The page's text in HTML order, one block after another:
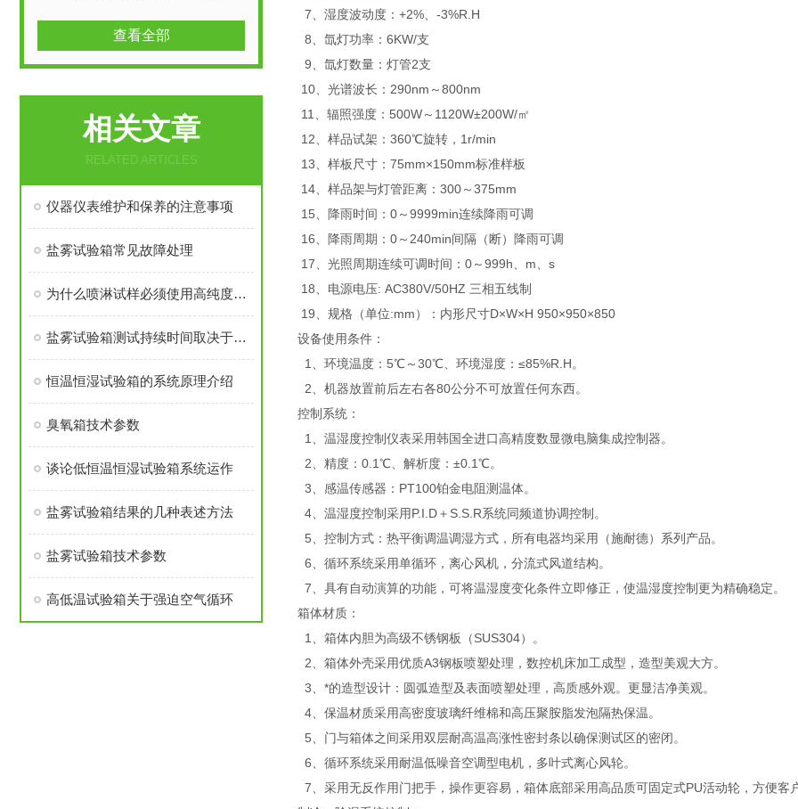
查看全部
相关文章
RELATED ARTICLES
仪器仪表维护和保养的注意事项
盐雾试验箱常见故障处理
为什么喷淋试样必须使用高纯度的水？
盐雾试验箱测试持续时间取决于涂层的耐腐蚀性
恒温恒湿试验箱的系统原理介绍
臭氧箱技术参数
谈论低恒温恒湿试验箱系统运作
盐雾试验箱结果的几种表述方法
盐雾试验箱技术参数
高低温试验箱关于强迫空气循环
7、湿度波动度：+2%、-3%R.H
8、氙灯功率：6KW/支
9、氙灯数量：灯管2支
10、光谱波长：290nm～800nm
11、辐照强度：500W～1120W±200W/㎡
12、样品试架：360℃旋转，1r/min
13、样板尺寸：75mm×150mm标准样板
14、样品架与灯管距离：300～375mm
15、降雨时间：0～9999min连续降雨可调
16、降雨周期：0～240min间隔（断）降雨可调
17、光照周期连续可调时间：0～999h、m、s
18、电源电压: AC380V/50HZ 三相五线制
19、规格（单位:mm）：内形尺寸D×W×H 950×950×850
设备使用条件：
1、环境温度：5℃～30℃、环境湿度：≤85%R.H。
2、机器放置前后左右各80公分不可放置任何东西。
控制系统：
1、温湿度控制仪表采用韩国全进口高精度数显微电脑集成控制器。
2、精度：0.1℃、解析度：±0.1℃。
3、感温传感器：PT100铂金电阻测温体。
4、温湿度控制采用P.I.D＋S.S.R系统同频道协调控制。
5、控制方式：热平衡调温调湿方式，所有电器均采用（施耐德）系列产品。
6、循环系统采用单循环，离心风机，分流式风道结构。
7、具有自动演算的功能，可将温湿度变化条件立即修正，使温湿度控制更为精确稳定。
箱体材质：
1、箱体内胆为高级不锈钢板（SUS304）。
2、箱体外壳采用优质A3钢板喷塑处理，数控机床加工成型，造型美观大方。
3、*的造型设计：圆弧造型及表面喷塑处理，高质感外观。更显洁净美观。
4、保温材质采用高密度玻璃纤维棉和高压聚胺脂发泡隔热保温。
5、门与箱体之间采用双层耐高温高涨性密封条以确保测试区的密闭。
6、循环系统采用耐温低噪音空调型电机，多叶式离心风轮。
7、采用无反作用门把手，操作更容易，箱体底部采用高品质可固定式PU活动轮，方便客